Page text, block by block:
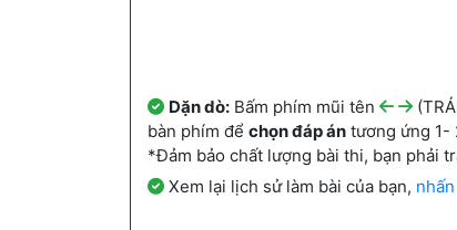
Dặn dò: Bấm phím mũi tên
bàn phím để chọn đáp án tương ứng
*Đảm bảo chất lượng bài thi, bạn phải
Xem lại lịch sử làm bài của bạn,